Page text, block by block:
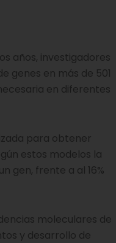
años, investigadores
genes en más de 501
en diferentes
para obtener
estos modelos la
gen, frente a al 16%
moleculares de
y desarrollo de